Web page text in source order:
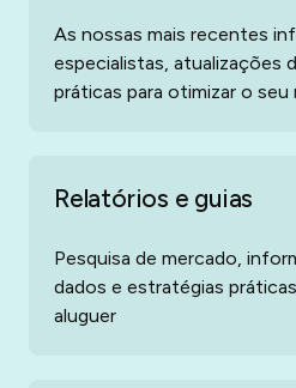
As nossas mais recentes
especialistas, atualizações
práticas para otimizar o seu
Relatórios e guias
Pesquisa de mercado,
dados e estratégias
aluguer